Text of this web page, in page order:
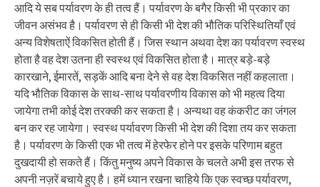
आदि ये सब पर्यावरण के ही तत्व हैं। पर्यावरण के बगैर किसी भी प्रकार का
जीवन असंभव है। पर्यावरण से ही किसी भी देश की भौतिक परिस्थितियाँ एवं
अन्य विशेषताऐं विकसित होती हैं। जिस स्थान अथवा देश का पर्यावरण स्वस्थ
होता है वह देश उतना ही स्वस्थ एवं विकसित होता है। मात्र बड़े-बड़े
कारखाने, ईमारतें, सड़कें आदि बना देने से वह देश विकसित नहीं कहलाता।
यदि भौतिक विकास के साथ-साथ पर्यावरणीय विकास को भी महत्व दिया
जायेगा तभी कोई देश तरक्की कर सकता है। अन्यथा वह कंकरीट का जंगल
बन कर रह जायेगा। स्वस्थ पर्यावरण किसी भी देश की दिशा तय कर सकता
है। पर्यावरण के किसी एक भी तत्व में हेरफेर होने पर इसके परिणाम बहुत
दुखदायी हो सकते हैं। किंतु मनुष्य अपने विकास के चलते अभी इस तरफ से
अपनी नज़रें बचाये हुए है। हमें ध्यान रखना चाहिये कि एक स्वच्छ पर्यावरण,